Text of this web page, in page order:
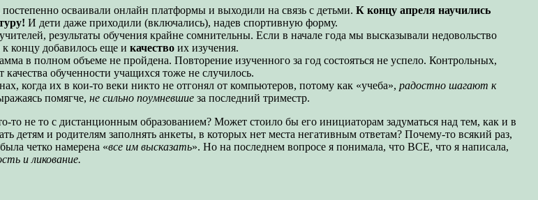
осваивали онлайн платформы и выходили на связь с детьми. К концу апреля научились
И дети даже приходили (включались), надев спортивную форму.
результаты обучения крайне сомнительны. Если в начале года мы высказывали недовольство
концу добавилось еще и качество их изучения.
в полном объеме не пройдена. Повторение изученного за год состояться не успело. Контрольных,
обученности учащихся тоже не случилось.
когда их в кои-то веки никто не отгонял от компьютеров, потому как «учеба», радостно шагают к
помягче, не сильно поумневшие за последний триместр.
то не то с дистанционным образованием? Может стоило бы его инициаторам задуматься над тем, как и в
детям и родителям заполнять анкеты, в которых нет места негативным ответам? Почему-то всякий раз,
четко намерена «все им высказать». Но на последнем вопросе я понимала, что ВСЕ, что я написала,
и ликование.